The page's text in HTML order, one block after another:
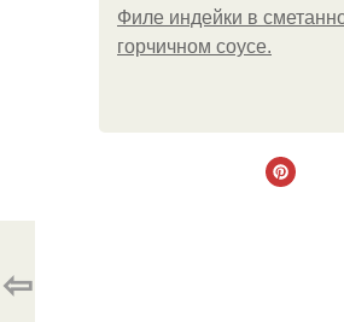
Филе индейки в
горчичном соусе.
⇦